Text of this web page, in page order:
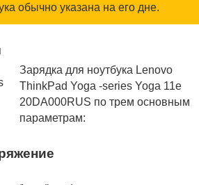
обычно указана на его дне.
Зарядка для ноутбука Lenovo
ThinkPad Yoga -series Yoga 11e
20DA000RUS по трем основным
параметрам: